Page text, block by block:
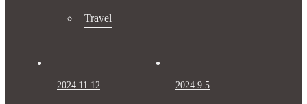
Travel
2024.11.12 2024.9.5